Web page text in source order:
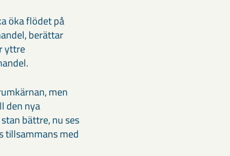
öka flödet på
berättar
yttre
men
den nya
bättre, nu ses
tillsammans med